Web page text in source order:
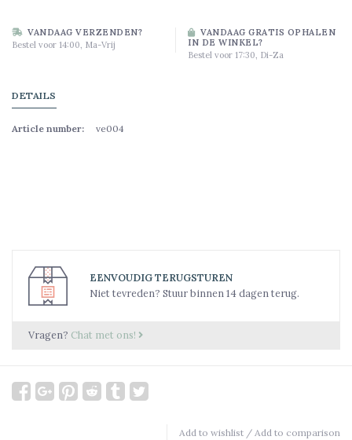
VANDAAG VERZENDEN?
Bestel voor 14:00, Ma-Vrij
VANDAAG GRATIS OPHALEN
IN DE WINKEL?
Bestel voor 17:30, Di-Za
DETAILS
Article number: ve004
EENVOUDIG TERUGSTUREN
Niet tevreden? Stuur binnen 14 dagen terug.
Vragen? Chat met ons!
Add to wishlist / Add to comparison